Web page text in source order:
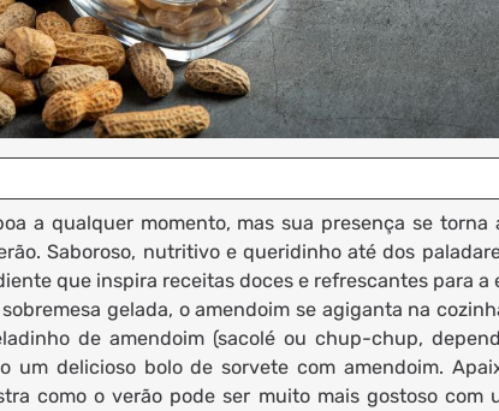
a qualquer momento, mas sua presença se torna
Saboroso, nutritivo e queridinho até dos
que inspira receitas doces e refrescantes para a
gelada, o amendoim se agiganta na
de amendoim (sacolé ou chup-chup,
um delicioso bolo de sorvete com amendoim.
como o verão pode ser muito mais gostoso com